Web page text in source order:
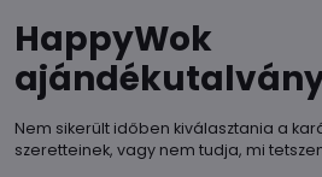
HappyWok
Nem sikerült időben kiválasztania a
szeretteinek, vagy nem tudja, mi